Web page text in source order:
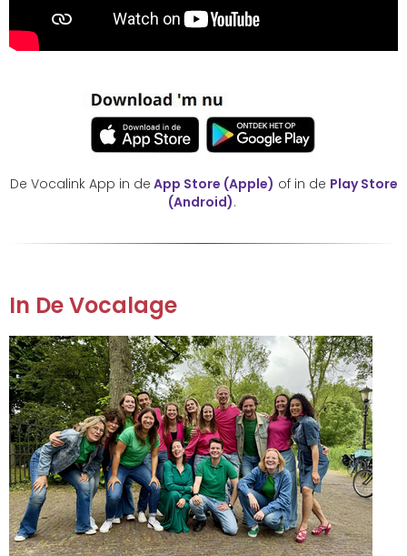
De Vocalink App in de App Store (Apple) of in de Play Store
(Android).
In De Vocalage